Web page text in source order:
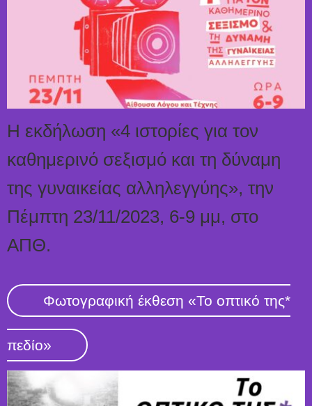
Η εκδήλωση «4 ιστορίες για τον
καθημερινό σεξισμό και τη δύναμη
της γυναικείας αλληλεγγύης», την
Πέμπτη 23/11/2023, 6-9 μμ, στο
ΑΠΘ.
Φωτογραφική έκθεση «Το οπτικό της*
πεδίο»